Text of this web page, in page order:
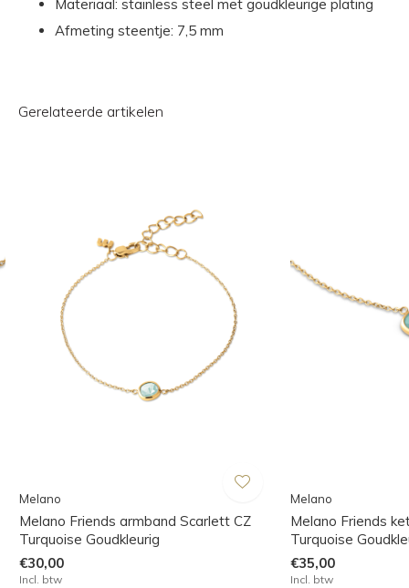
Materiaal: stainless steel met goudkleurige plating
Afmeting steentje: 7,5 mm
Gerelateerde artikelen
Melano
Melano Friends armband Scarlett CZ
Turquoise Goudkleurig
€30,00
Incl. btw
Melano
Melano Friends
Turquoise
€35,00
Incl. btw